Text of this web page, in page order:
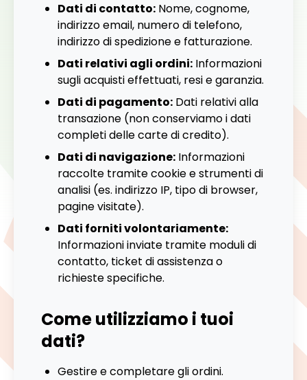
Dati di contatto: Nome, cognome,
indirizzo email, numero di telefono,
indirizzo di spedizione e fatturazione.
Dati relativi agli ordini: Informazioni
sugli acquisti effettuati, resi e garanzia.
Dati di pagamento: Dati relativi alla
transazione (non conserviamo i dati
completi delle carte di credito).
Dati di navigazione: Informazioni
raccolte tramite cookie e strumenti di
analisi (es. indirizzo IP, tipo di browser,
pagine visitate).
Dati forniti volontariamente:
Informazioni inviate tramite moduli di
contatto, ticket di assistenza o
richieste specifiche.
Come utilizziamo i tuoi
dati?
Gestire e completare gli ordini.